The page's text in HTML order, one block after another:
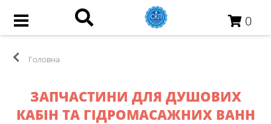
0
Головна
ЗАПЧАСТИНИ ДЛЯ ДУШОВИХ
КАБІН ТА ГІДРОМАСАЖНИХ ВАНН